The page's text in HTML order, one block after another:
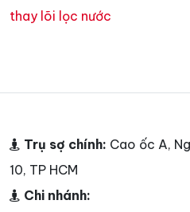
thay lõi lọc nước
Trụ sợ chính: Cao ốc A,
10, TP HCM
Chi nhánh: